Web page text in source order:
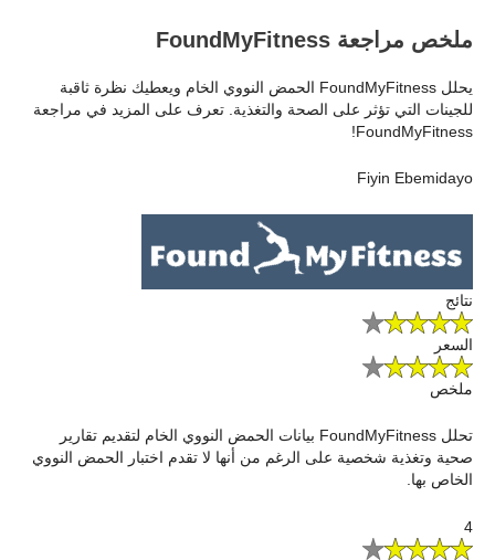
ملخص مراجعة FoundMyFitness
يحلل FoundMyFitness الحمض النووي الخام ويعطيك نظرة ثاقبة
للجينات التي تؤثر على الصحة والتغذية. تعرف على المزيد في مراجعة
FoundMyFitness!
Fiyin Ebemidayo
نتائج
السعر
ملخص
تحلل FoundMyFitness بيانات الحمض النووي الخام لتقديم تقارير
صحية وتغذية شخصية على الرغم من أنها لا تقدم اختبار الحمض النووي
الخاص بها.
4